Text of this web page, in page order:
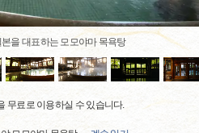
을 대표하는 모모야마 목욕탕
무료로 이용하실 수 있습니다.